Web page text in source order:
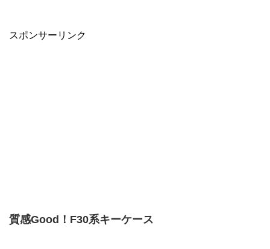
スポンサーリンク
質感Good！F30系キーケース